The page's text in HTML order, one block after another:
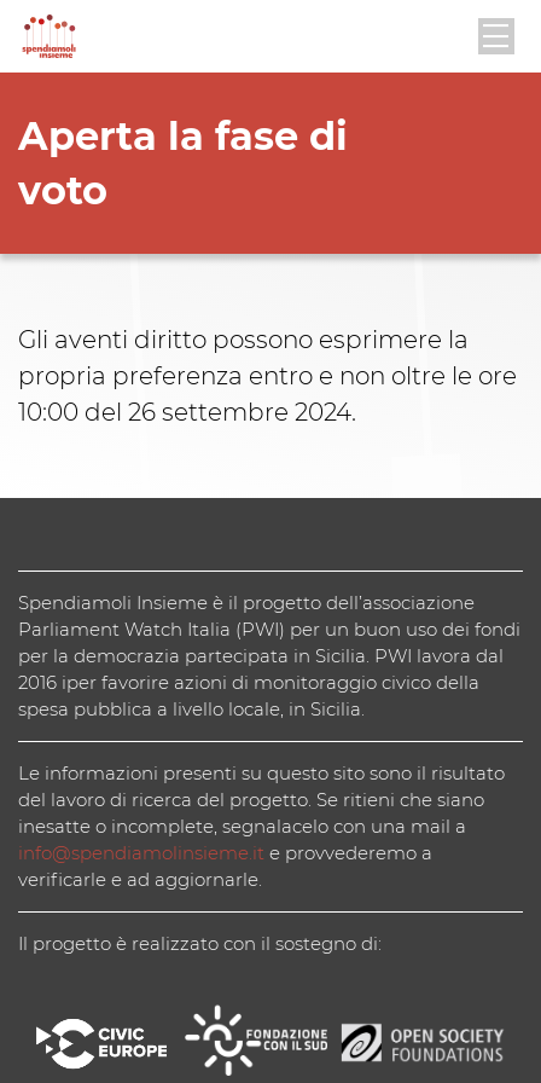
Aperta la fase di
voto
Gli aventi diritto possono esprimere la
propria preferenza entro e non oltre le ore
10:00 del 26 settembre 2024.
Spendiamoli Insieme è il progetto dell’associazione
Parliament Watch Italia (PWI) per un buon uso dei fondi
per la democrazia partecipata in Sicilia. PWI lavora dal
2016 iper favorire azioni di monitoraggio civico della
spesa pubblica a livello locale, in Sicilia.
Le informazioni presenti su questo sito sono il risultato
del lavoro di ricerca del progetto. Se ritieni che siano
inesatte o incomplete, segnalacelo con una mail a
info@spendiamolinsieme.it e provvederemo a
verificarle e ad aggiornarle.
Il progetto è realizzato con il sostegno di: